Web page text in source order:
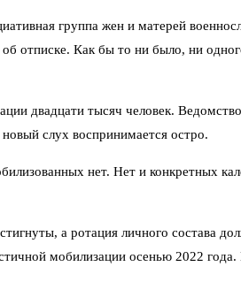
группа жен и матерей
отписке. Как бы то ни было, ни
двадцати тысяч человек.
слух воспринимается остро.
нет. Нет и конкретных
а ротация личного состава
мобилизации осенью 2022 года.